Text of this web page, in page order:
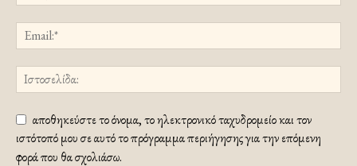
αποθηκεύστε το όνομα, το ηλεκτρονικό ταχυδρομείο και τον
ιστότοπό μου σε αυτό το πρόγραμμα περιήγησης για την επόμενη
φορά που θα σχολιάσω.